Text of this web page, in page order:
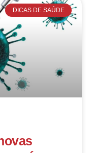
DICAS DE SAÚDE